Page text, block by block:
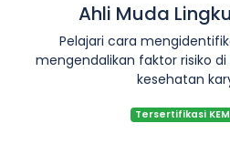
Ahli Muda
Pelajari cara
mengendalikan faktor risiko
kesehatan
Tersertifikasi